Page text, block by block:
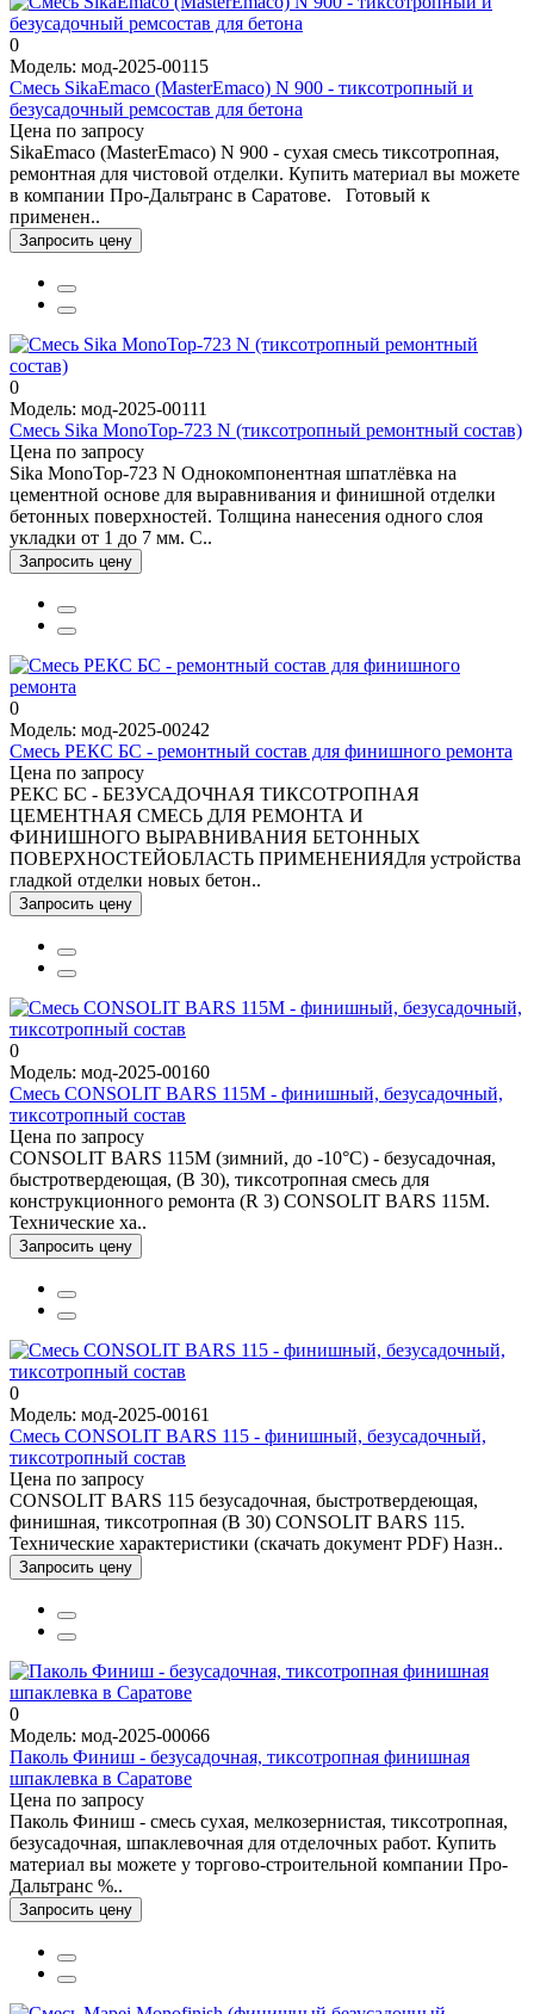
0
Модель: мод-2025-00115
Смесь SikaEmaco (MasterEmaco) N 900 - тиксотропный и
безусадочный ремсостав для бетона
Цена по запросу
SikaEmaco (MasterEmaco) N 900 - сухая смесь тиксотропная,
ремонтная для чистовой отделки. Купить материал вы можете
в компании Про-Дальтранс в Саратове. Готовый к
применен..
Запросить цену
0
Модель: мод-2025-00111
Смесь Sika MonoTop-723 N (тиксотропный ремонтный состав)
Цена по запросу
Sika MonoTop-723 N Однокомпонентная шпатлёвка на
цементной основе для выравнивания и финишной отделки
бетонных поверхностей. Толщина нанесения одного слоя
укладки от 1 до 7 мм. С..
Запросить цену
0
Модель: мод-2025-00242
Смесь РЕКС БС - ремонтный состав для финишного ремонта
Цена по запросу
РЕКС БС - БЕЗУСАДОЧНАЯ ТИКСОТРОПНАЯ
ЦЕМЕНТНАЯ СМЕСЬ ДЛЯ РЕМОНТА И
ФИНИШНОГО ВЫРАВНИВАНИЯ БЕТОННЫХ
ПОВЕРХНОСТЕЙОБЛАСТЬ ПРИМЕНЕНИЯДля устройства
гладкой отделки новых бетон..
Запросить цену
0
Модель: мод-2025-00160
Смесь CONSOLIT BARS 115М - финишный, безусадочный,
тиксотропный состав
Цена по запросу
CONSOLIT BARS 115M (зимний, до -10°С) - безусадочная,
быстротвердеющая, (В 30), тиксотропная смесь для
конструкционного ремонта (R 3) CONSOLIT BARS 115M.
Технические ха..
Запросить цену
0
Модель: мод-2025-00161
Смесь CONSOLIT BARS 115 - финишный, безусадочный,
тиксотропный состав
Цена по запросу
CONSOLIT BARS 115 безусадочная, быстротвердеющая,
финишная, тиксотропная (В 30) CONSOLIT BARS 115.
Технические характеристики (скачать документ PDF) Назн..
Запросить цену
0
Модель: мод-2025-00066
Паколь Финиш - безусадочная, тиксотропная финишная
шпаклевка в Саратове
Цена по запросу
Паколь Финиш - смесь сухая, мелкозернистая, тиксотропная,
безусадочная, шпаклевочная для отделочных работ. Купить
материал вы можете у торгово-строительной компании Про-
Дальтранс %..
Запросить цену